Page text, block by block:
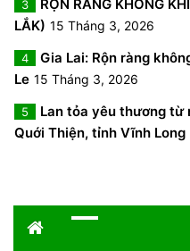
3
RỘN RÀNG KHÔNG
LẮK) 15 Tháng 3, 2026
4
Gia Lai: Rộn ràng
Le 15 Tháng 3, 2026
5
Lan tỏa yêu thương từ
Quới Thiện, tỉnh Vĩnh Long